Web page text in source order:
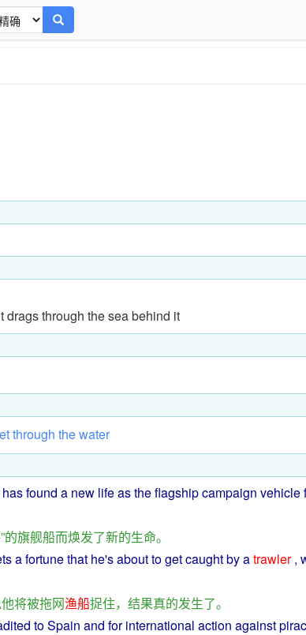
drags through the sea behind it
through thewater
has found a new lifeasthe flagship campaign vehicle
”的旗舰船而焕发了新的生命。
afortune that he's about togetcaughtbyatrawler,
他将被拖网渔船捉住， 结果真的发生了。
to Spain and forinternational action against